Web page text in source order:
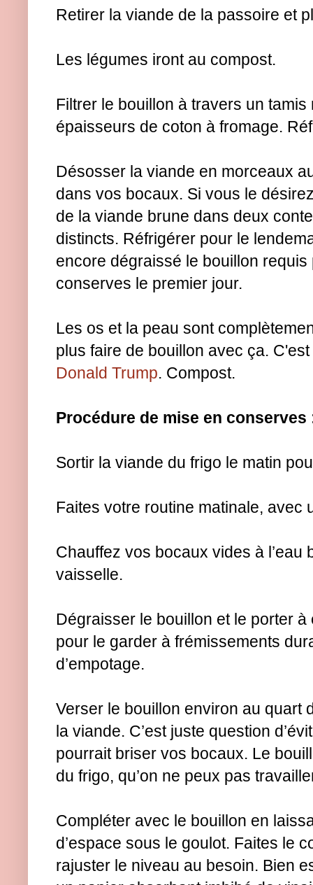
Retirer la viande de la passoire et
Les légumes iront au compost.
Filtrer le bouillon à travers un
épaisseurs de coton à fromage.
Désosser la viande en morceaux
dans vos bocaux. Si vous le
de la viande brune dans deux
distincts. Réfrigérer pour le
encore dégraissé le bouillon requis
conserves le premier jour.
Les os et la peau sont
plus faire de bouillon avec ça.
Donald Trump. Compost.
Procédure de mise en conserves
Sortir la viande du frigo le matin
Faites votre routine matinale, avec
Chauffez vos bocaux vides à l’eau
vaisselle.
Dégraisser le bouillon et le porter
pour le garder à frémissements
d’empotage.
Verser le bouillon environ au quart
la viande. C’est juste question
pourrait briser vos bocaux. Le
du frigo, qu’on ne peux pas
Compléter avec le bouillon en
d’espace sous le goulot. Faites le
rajuster le niveau au besoin. Bien